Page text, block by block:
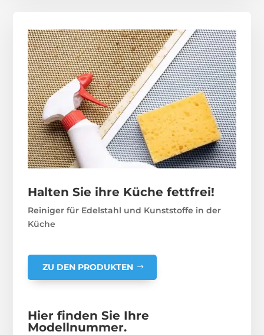
Halten Sie ihre Küche fettfrei!
Reiniger für Edelstahl und Kunststoffe in der
Küche
ZU DEN PRODUKTEN
Hier finden Sie Ihre
Modellnummer.